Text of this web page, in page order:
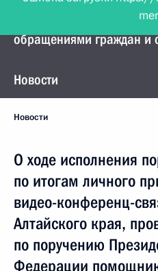
Управление Президента
обращениями граждан и
Новости
Новости
О ходе исполнения
по итогам личного
видео-конференц-
Алтайского края,
по поручению
Федерации